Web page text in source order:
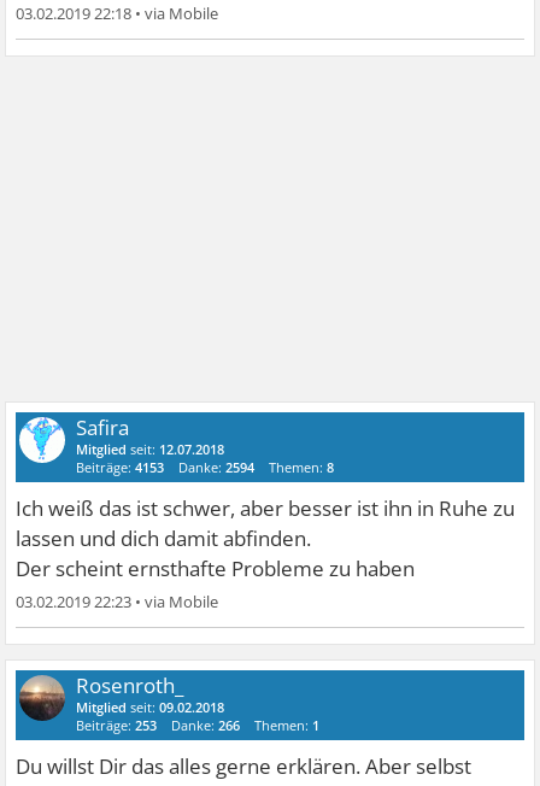
03.02.2019 22:18 •
Safira
Mitglied seit: 12.07.2018
Beiträge:4153 Danke:2594 Themen:8
Ich weiß das ist schwer, aber besser ist ihn in Ruhe zu
lassen und dich damit abfinden.
Der scheint ernsthafte Probleme zu haben
03.02.2019 22:23 •
Rosenroth_
Mitglied seit:09.02.2018
Beiträge:253 Danke:266 Themen: 1
Du willst Dir das alles gerne erklären. Aber selbst